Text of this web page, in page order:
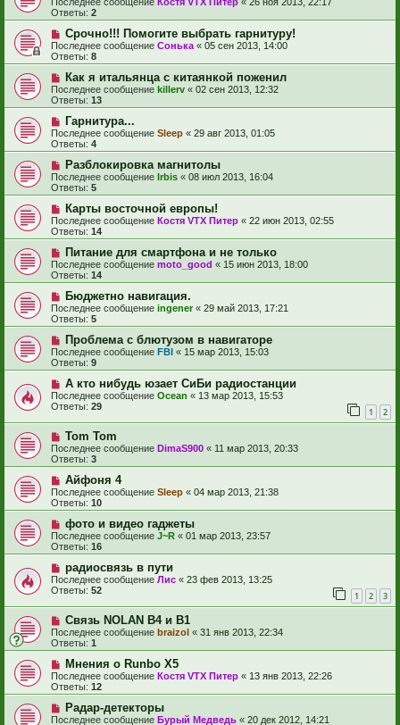
Ответы: 2
Срочно!!! Помогите выбрать гарнитуру!
Последнее сообщение Сонька « 05 сен 2013, 14:00
Ответы: 8
Как я итальянца с китаянкой поженил
Последнее сообщение killerv « 02 сен 2013, 12:32
Ответы: 13
Гарнитура...
Последнее сообщение Sleep « 29 авг 2013, 01:05
Ответы: 4
Разблокировка магнитолы
Последнее сообщение Irbis « 08 июл 2013, 16:04
Ответы: 5
Карты восточной европы!
Последнее сообщение Костя VTX Питер « 22 июн 2013, 02:55
Ответы: 14
Питание для смартфона и не только
Последнее сообщение moto_good « 15 июн 2013, 18:00
Ответы: 14
Бюджетно навигация.
Последнее сообщение ingener« 29 май 2013, 17:21
Ответы: 5
Проблема с блютузом в навигаторе
Последнее сообщение FBI « 15 мар 2013, 15:03
Ответы: 9
А кто нибудь юзает СиБи радиостанции
Последнее сообщение Ocean « 13 мар 2013, 15:53
Ответы: 29 1 2
Tom Tom
Последнее сообщение DimaS900 « 11 мар 2013, 20:33
Ответы: 3
Айфоня 4
Последнее сообщение Sleep « 04 мар 2013, 21:38
Ответы: 10
фото и видео гаджеты
Последнее сообщение J~R « 01 мар 2013, 23:57
Ответы: 16
радиосвязь в пути
Последнее сообщение Лис « 23 фев 2013, 13:25
Ответы: 52 1 2 3
Связь NOLAN В4 и В1
Последнее сообщение braizol « 31 янв 2013, 22:34
Ответы: 1
Мнения о Runbo X5
Последнее сообщение Костя VTX Питер « 13 янв 2013, 22:26
Ответы: 12
Радар-детекторы
Последнее сообщение Бурый Медведь « 20 дек 2012, 14:21